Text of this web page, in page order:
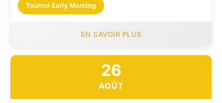
Tournoi Early Morning
EN SAVOIR PLUS
26
AOÛT